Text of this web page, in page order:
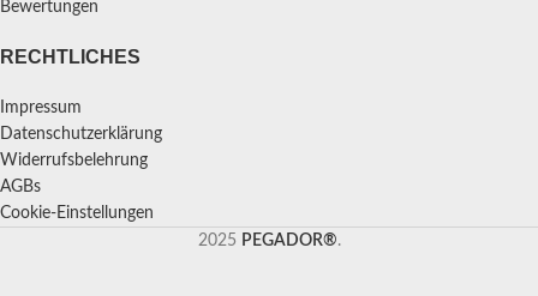
Bewertungen
RECHTLICHES
Impressum
Datenschutzerklärung
Widerrufsbelehrung
AGBs
Cookie-Einstellungen
2025 PEGADOR®.